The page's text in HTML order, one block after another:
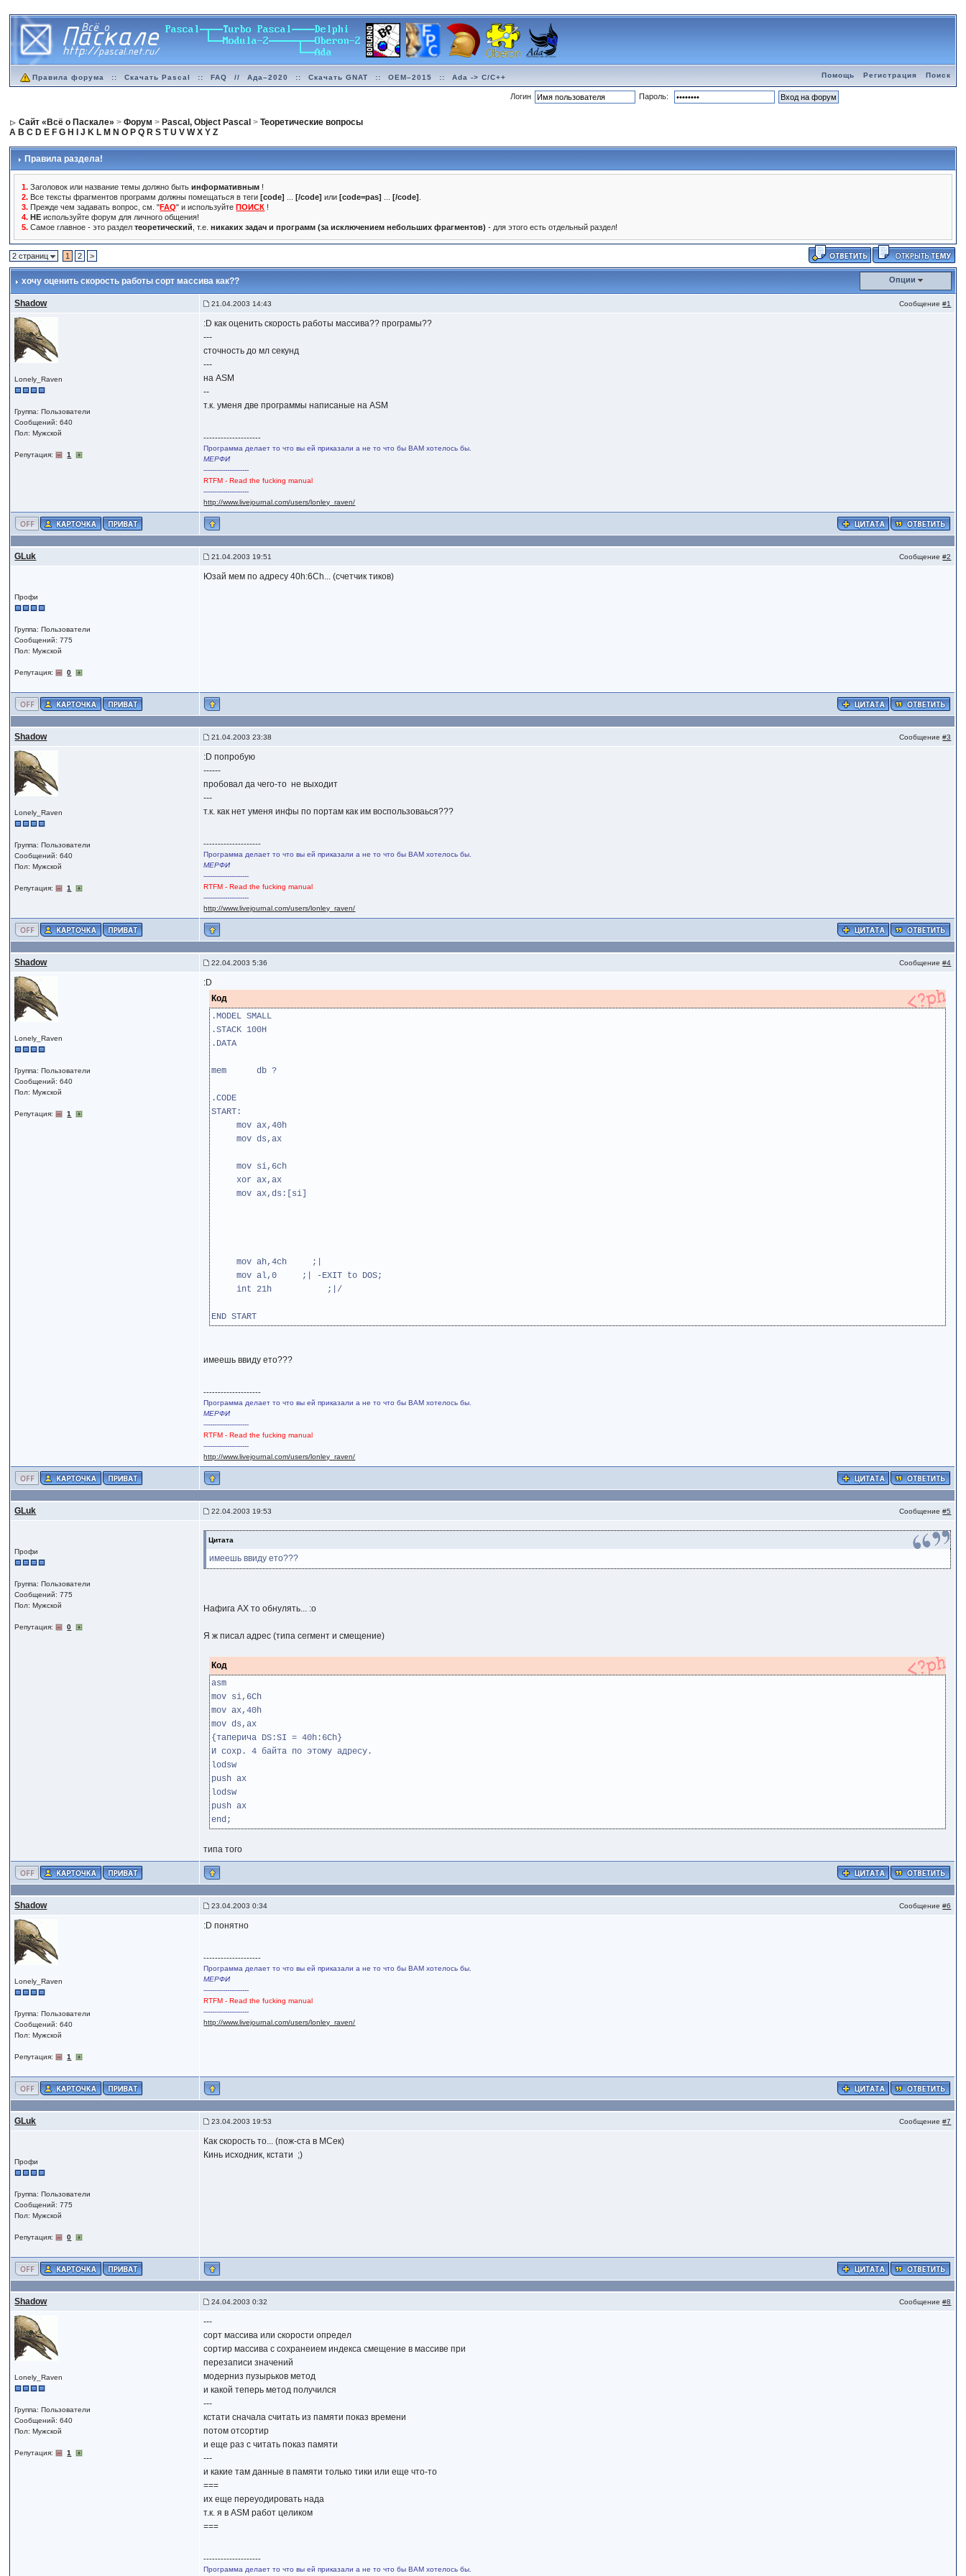
Правила форума :: Скачать Pascal :: FAQ // Ада–2020 :: Скачать GNAT :: OEM–2015 :: Ada -> C/C++ Помощь Регистрация Поиск
Логин Пароль:
Сайт «Всё о Паскале» >Форум > Pascal, Object Pascal >Теоретические вопросы
A B C D E F G H J K L M N O P Q R S T U V W X Y Z
Правила раздела!
1. Заголовок или название темы должно бытьинформативным !
2. Все тексты фрагментов программ должны помещаться в теги[code] ...[/code] или[code=pas] ...[/code]
3. Прежде чем задавать вопрос, см. "FAQ" и используйтеПОИСК !
4. НЕ используйте форум для личного общения!
5. Самое главное - это разделтеоретический , т.е.никаких задач и программ (за исключением небольших фрагментов) - для этого есть отдельный раздел!
2 страниц 1 2 >
хочу оценить скорость работы сорт массива как?? Опции
Shadow 21.04.2003 14:43 Сообщение#1
Lonely_Raven
Группа: Пользователи
Сообщений: 640
Пол: Мужской
Репутация: 1
:D как оценить скорость работы массива?? програмы??
---
сточность до мл секунд
---
на ASM
--
т.к. уменя две программы написаные на ASM
--------------------
Программа делает то что вы ей приказали а не то что бы ВАМ хотелось бы.
МЕРФИ
---------------------
RTFM - Read the fucking manual
---------------------
http://www.livejournal.com/users/lonley_raven/
GLuk 21.04.2003 19:51 Сообщение#2
Профи
Группа: Пользователи
Сообщений: 775
Пол: Мужской
Репутация: 0
Юзай мем по адресу 40h:6Ch... (счетчик тиков)
Shadow 21.04.2003 23:38 Сообщение#3
Lonely_Raven
Группа: Пользователи
Сообщений: 640
Пол: Мужской
Репутация: 1
:D попробую
------
пробовал да чего-то не выходит
---
т.к. как нет уменя инфы по портам как им воспользоваься???
--------------------
Программа делает то что вы ей приказали а не то что бы ВАМ хотелось бы.
МЕРФИ
---------------------
RTFM - Read the fucking manual
---------------------
http://www.livejournal.com/users/lonley_raven/
Shadow 22.04.2003 5:36 Сообщение#4
Lonely_Raven
Группа: Пользователи
Сообщений: 640
Пол: Мужской
Репутация: 1
:D
Код
.MODEL SMALL
.STACK 100H
.DATA
mem db ?
.CODE
START:
mov ax,40h
mov ds,ax
mov si,6ch
xor ax,ax
mov ax,ds:[si]
mov ah,4ch ;|
mov al,0 ;| -EXIT to DOS;
int 21h ;|/
END START
имеешь ввиду ето???
--------------------
Программа делает то что вы ей приказали а не то что бы ВАМ хотелось бы.
МЕРФИ
---------------------
RTFM - Read the fucking manual
---------------------
http://www.livejournal.com/users/lonley_raven/
GLuk 22.04.2003 19:53 Сообщение#5
Профи
Группа: Пользователи
Сообщений: 775
Пол: Мужской
Репутация: 0
Цитата
имеешь ввиду ето???
Нафига AX то обнулять... :o
Я ж писал адрес (типа сегмент и смещение)
Код
asm
mov si,6Ch
mov ax,40h
mov ds,ax
{таперича DS:SI = 40h:6Ch}
И сохр. 4 байта по этому адресу.
lodsw
push ax
lodsw
push ax
end;
типа того
Shadow 23.04.2003 0:34 Сообщение#6
Lonely_Raven
Группа: Пользователи
Сообщений: 640
Пол: Мужской
Репутация: 1
:D понятно
--------------------
Программа делает то что вы ей приказали а не то что бы ВАМ хотелось бы.
МЕРФИ
---------------------
RTFM - Read the fucking manual
---------------------
http://www.livejournal.com/users/lonley_raven/
GLuk 23.04.2003 19:53 Сообщение#7
Профи
Группа: Пользователи
Сообщений: 775
Пол: Мужской
Репутация: 0
Как скорость то... (пож-ста в МСек)
Кинь исходник, кстати ;)
Shadow 24.04.2003 0:32 Сообщение#8
Lonely_Raven
Группа: Пользователи
Сообщений: 640
Пол: Мужской
Репутация: 1
---
сорт массива или скорости определ
сортир массива с сохранеием индекса смещение в массиве при
перезаписи значений
модерниз пузырьков метод
и какой теперь метод получился
---
кстати сначала считать из памяти показ времени
потом отсортир
и еще раз с читать показ памяти
---
и какие там данные в памяти только тики или еще что-то
===
их еще переуодировать нада
т.к. я в ASM работ целиком
===
--------------------
Программа делает то что вы ей приказали а не то что бы ВАМ хотелось бы.